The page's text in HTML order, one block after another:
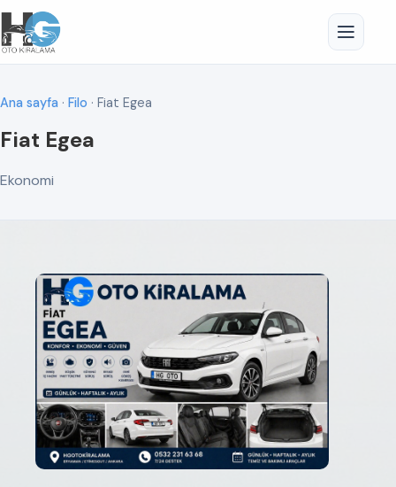
Ana sayfa · Filo · Fiat Egea
Fiat Egea
Ekonomi